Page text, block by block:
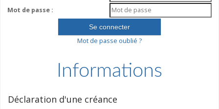
Mot de passe :
Mot de passe oublié ?
Informations
Déclaration d'une créance